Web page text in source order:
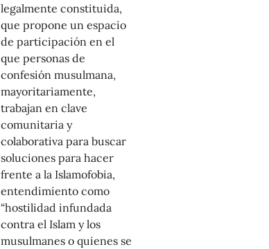
legalmente constituida,
que propone un espacio
de participación en el
que personas de
confesión musulmana,
mayoritariamente,
trabajan en clave
comunitaria y
colaborativa para buscar
soluciones para hacer
frente a la Islamofobia,
entendimiento como
“hostilidad infundada
contra el Islam y los
musulmanes o quienes se